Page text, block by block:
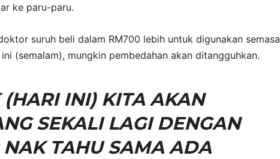
ke paru-paru.
suruh beli dalam RM700 lebih untuk digunakan semasa
(semalam), mungkin pembedahan akan ditangguhkan.
(HARI INI) KITA AKAN
SEKALI LAGI DENGAN
NAK TAHU SAMA ADA